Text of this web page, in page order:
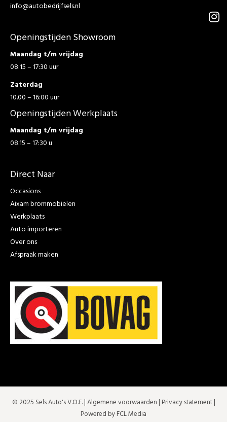
info@autobedrijfsels.nl
Openingstijden Showroom
Maandag t/m vrijdag
08:15 – 17:30 uur
Zaterdag
10.00 – 16:00 uur
Openingstijden Werkplaats
Maandag t/m vrijdag
08.15 – 17:30 u
Direct Naar
Occasions
Aixam brommobielen
Werkplaats
Auto importeren
Over ons
Afspraak maken
© 2025 Sels Auto's V.O.F. |Algemene voorwaarden | Privacy statement|
Powered by FCL Media